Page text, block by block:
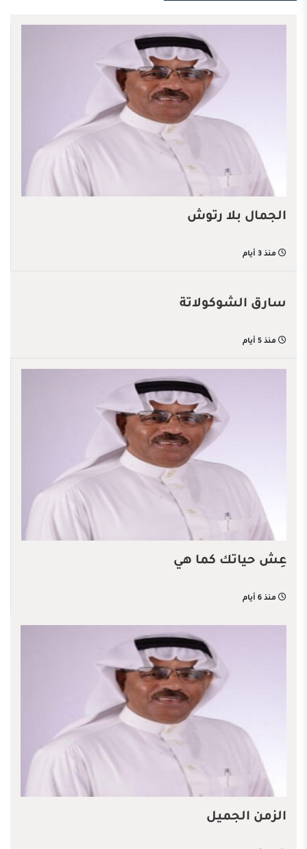
الجمال بلا رتوش
منذ 3 أيام
سارق الشوكولاتة
منذ 5 أيام
عِش حياتك كما هي
منذ 6 أيام
الزمن الجميل